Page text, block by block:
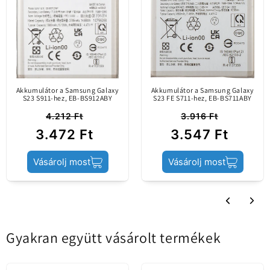
Tartalmi információk
Eredeti alkatrész /
piacra csak hivatalos
csatornákon
keresztül került
bevezetésre. A mobil
eszköz gyártója által
Termék állapota Service Pack
Ezzel az akkumulátorral meghosszabbíthatja
telefonja élettartamát.
Akkumulátor a Samsung Galaxy
S23 S911-hez, EB-BS912ABY
4.212 Ft
3.472 Ft
Vásárolj most
Akkumulátor a Samsung Galaxy
S23 FE S711-hez, EB-BS711ABY
3.916 Ft
3.547 Ft
Vásárolj most
Gyakran együtt vásárolt termékek